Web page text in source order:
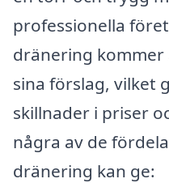
professionella
dränering
sina förslag, vilket
skillnader i priser
några av de
dränering kan ge: